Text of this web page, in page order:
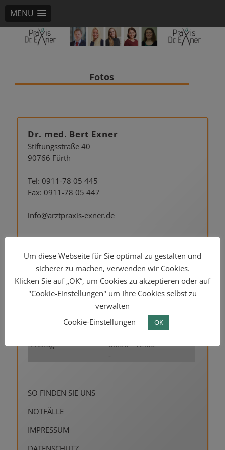
MENU
Dr. Exner Hausarztpraxis Fürth
Hausarztpraxis Fürth Dr. Bert Exner
Fotos
Dr. med. Bert Exner
Stiftungsstraße 40
90766 Fürth
Tel: 0911-78 05 445
Fax: 0911-78 05 447
info@arztpraxis-exner.de
Montag
07:30 - 12:00
15:30 - 17:30
08:00 - 12:00
15:30 - 17:30
Mittwoch
08:00 - 12:00
-
Donnerstag
08:00 - 12:00
15:30 - 17:30
Freitag
08:00 - 12:00
-
SO FINDEN SIE UNS
NOTFÄLLE
IMPRESSUM
Um diese Webseite für Sie optimal zu gestalten und
sicherer zu machen, verwenden wir Cookies.
Klicken Sie auf „OK“, um Cookies zu akzeptieren oder auf
"Cookie-Einstellungen" um Ihre Cookies selbst zu
verwalten
Cookie-Einstellungen
OK